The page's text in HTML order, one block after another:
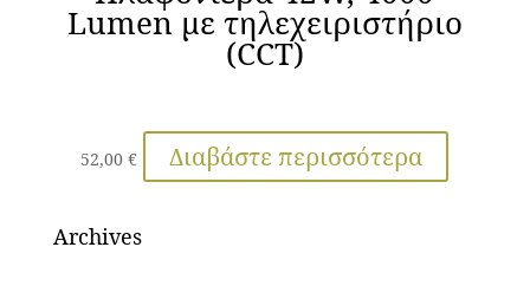
Lumen με τηλεχειριστήριο
(CCT)
52,00€ Διαβάστε περισσότερα
Archives